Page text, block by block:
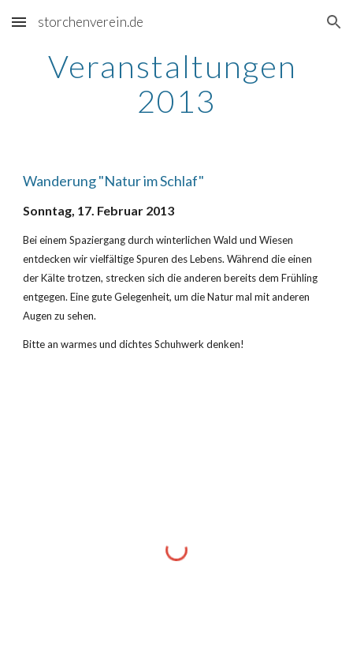
Skip to main content Skip to navigation
storchenverein.de
Veranstaltungen
2013
Wanderung "Natur im Schlaf"
Sonntag, 17. Februar 2013
Bei einem Spaziergang durch winterlichen Wald und Wiesen
entdecken wir vielfältige Spuren des Lebens. Während die einen
der Kälte trotzen, strecken sich die anderen bereits dem Frühling
entgegen. Eine gute Gelegenheit, um die Natur mal mit anderen
Augen zu sehen.
Bitte an warmes und dichtes Schuhwerk denken!